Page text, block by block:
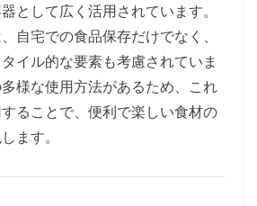
として広く活用されています。
自宅での食品保存だけでなく、
イル的な要素も考慮されていま
様な使用方法があるため、これ
ることで、便利で楽しい食材の
ます。